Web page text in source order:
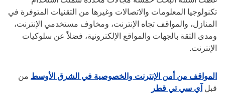
تكنولوجيا المعلومات والاتصالات وغيرها من التقنيات المتوفرة في
المنازل، والمواقف تجاه الإنترنت، ومخاوف مستخدمي الإنترنت،
ومدى الثقة بالجهات والمواقع الإلكترونية، فضلاً عن سلوكيات
الإنترنت.
المواقف من أمن الإنترنت والخصوصية في الشرق الأوسط من
قبل آي سي تي قطر